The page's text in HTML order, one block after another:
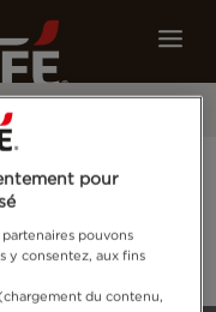
durable
Concentrate :
exclusifs !
pour
pouvons
y consentez, aux fins
du contenu,